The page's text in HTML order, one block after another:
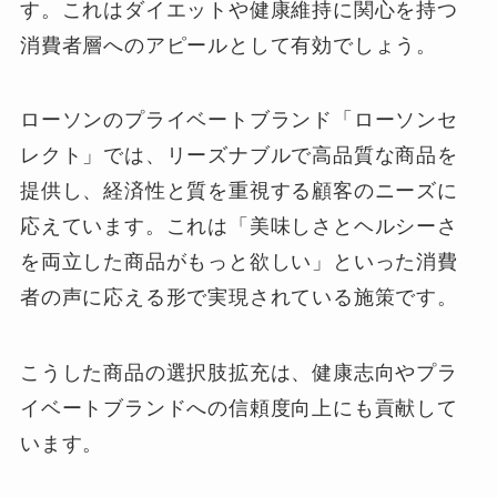
す。これはダイエットや健康維持に関心を持つ
消費者層へのアピールとして有効でしょう。
ローソンのプライベートブランド「ローソンセ
レクト」では、リーズナブルで高品質な商品を
提供し、経済性と質を重視する顧客のニーズに
応えています。これは「美味しさとヘルシーさ
を両立した商品がもっと欲しい」といった消費
者の声に応える形で実現されている施策です。
こうした商品の選択肢拡充は、健康志向やプラ
イベートブランドへの信頼度向上にも貢献して
います。